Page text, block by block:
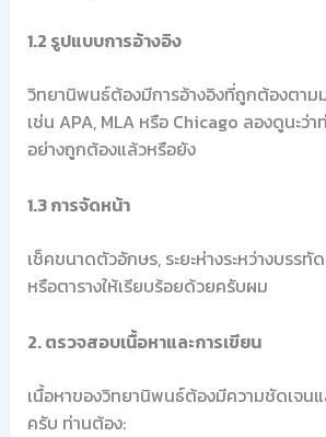
1.2 รูปแบบการอ้างอิง
วิทยานิพนธ์ต้องมีการอ้างอิงที่ถูกต้องตา
เช่น APA, MLA หรือ Chicago ลองดูนะว่า
อย่างถูกต้องแล้วหรือยัง
1.3 การจัดหน้า
เช็คขนาดตัวอักษร, ระยะห่างระหว่างบรรทั
หรือตารางให้เรียบร้อยด้วยครับผม
2. ตรวจสอบเนื้อหาและการเขียน
เนื้อหาของวิทยานิพนธ์ต้องมีความชัดเจนแ
ครับ ท่านต้อง: